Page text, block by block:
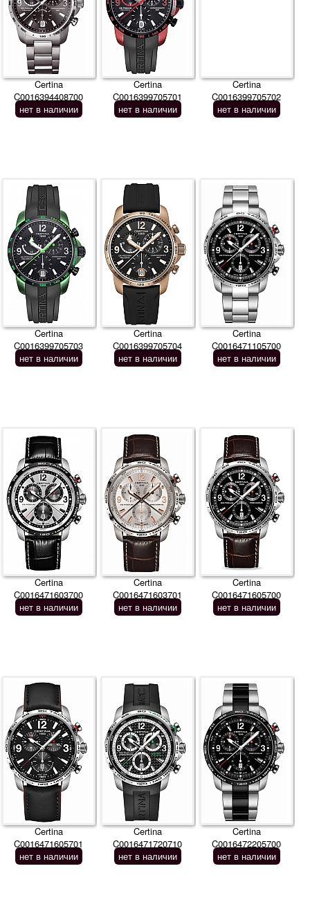
Certina
C0016394408700
нет в наличии
Certina
C0016399705701
нет в наличии
Certina
C0016399705702
нет в наличии
Certina
C0016399705703
нет в наличии
Certina
C0016399705704
нет в наличии
Certina
C0016471105700
нет в наличии
Certina
C0016471603700
нет в наличии
Certina
C0016471603701
нет в наличии
Certina
C0016471605700
нет в наличии
Certina
C0016471605701
нет в наличии
Certina
C0016471720710
нет в наличии
Certina
C0016472205700
нет в наличии